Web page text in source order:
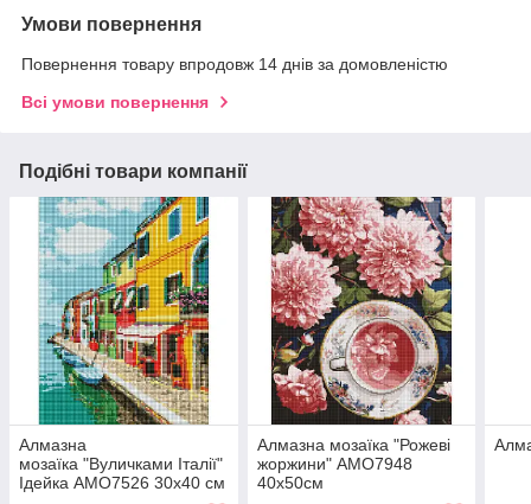
Умови повернення
Повернення товару впродовж 14 днів за домовленістю
Всі умови повернення
Подібні товари компанії
Алмазна
мозаїка "Вуличками Італії"
Ідейка AMO7526 30х40 см
Алмазна мозаїка "Рожеві
жоржини" AMO7948
40х50см